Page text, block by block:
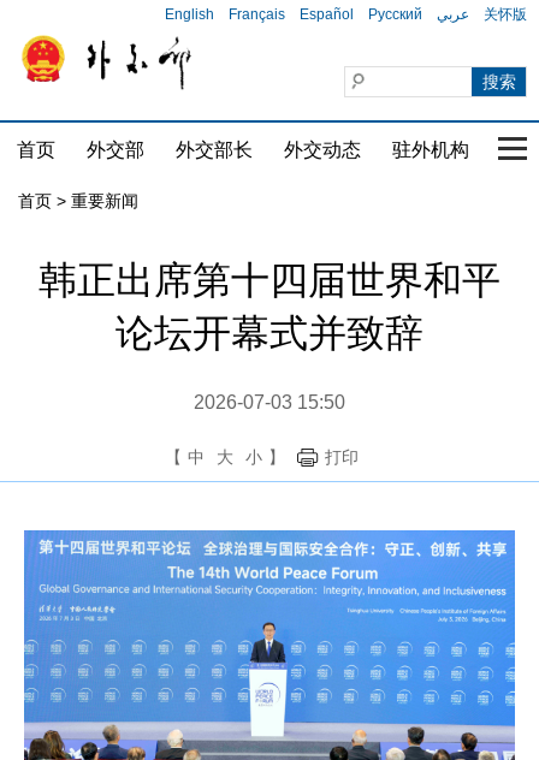
English Français Español Русский عربي 关怀版
首页 外交部 外交部长 外交动态 驻外机构 国
首页 > 重要新闻
韩正出席第十四届世界和平
论坛开幕式并致辞
2026-07-03 15:50
【 中 大 小 】 打印